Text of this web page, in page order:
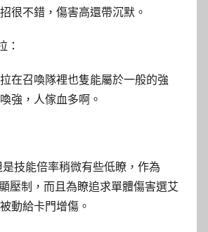
很不錯，傷害高還帶沉默。
：
在召喚隊裡也隻能屬於一般的強
強，人傢血多啊。
技能倍率稍微有些低瞭，作為
壓制，而且為瞭追求單體傷害選艾
動給卡門增傷。